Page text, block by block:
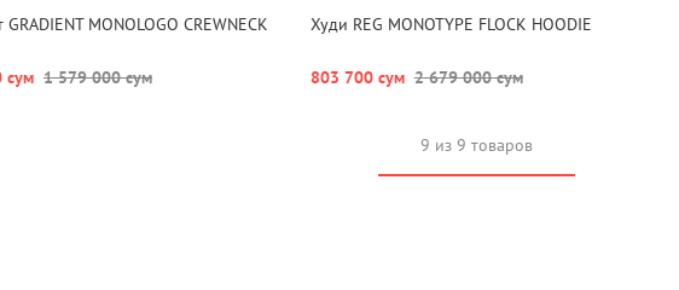
MONOLOGO CREWNECK
сум 1 579 000 сум
Худи REG MONOTYPE FLOCK HOODIE
803 700 сум 2 679 000 сум
9 из 9 товаров